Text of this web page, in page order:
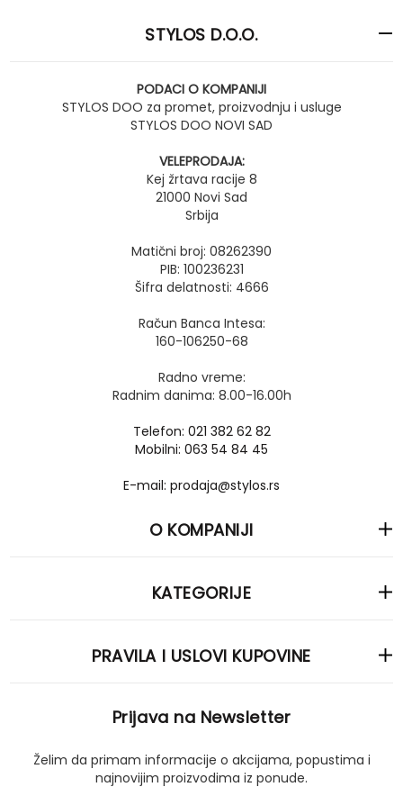
STYLOS D.O.O.
PODACI O KOMPANIJI
STYLOS DOO za promet, proizvodnju i usluge
STYLOS DOO NOVI SAD
VELEPRODAJA:
Kej žrtava racije 8
21000 Novi Sad
Srbija
Matični broj: 08262390
PIB: 100236231
Šifra delatnosti: 4666
Račun Banca Intesa:
160-106250-68
Radno vreme:
Radnim danima: 8.00-16.00h
Telefon: 021 382 62 82
Mobilni: 063 54 84 45
E-mail: prodaja@stylos.rs
O KOMPANIJI
KATEGORIJE
PRAVILA I USLOVI KUPOVINE
Prijava na Newsletter
Želim da primam informacije o akcijama, popustima i
najnovijim proizvodima iz ponude.